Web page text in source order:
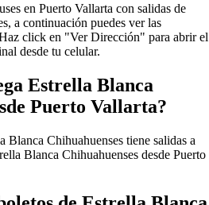
en Puerto Vallarta con salidas de
a continuación puedes ver las
click en "Ver Dirección" para abrir el
desde tu celular.
Estrella Blanca
Puerto Vallarta?
Blanca Chihuahuenses tiene salidas a
Blanca Chihuahuenses desde Puerto